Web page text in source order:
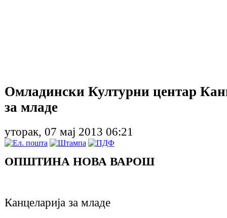
Омладински Културни центар
за младе
уторак, 07 мај 2013 06:21
ОПШТИНА НОВА ВАРОШ
Канцеларија за младе